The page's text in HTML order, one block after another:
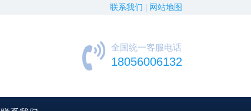
联系我们 | 网站地图
全国统一客服电话
18056006132